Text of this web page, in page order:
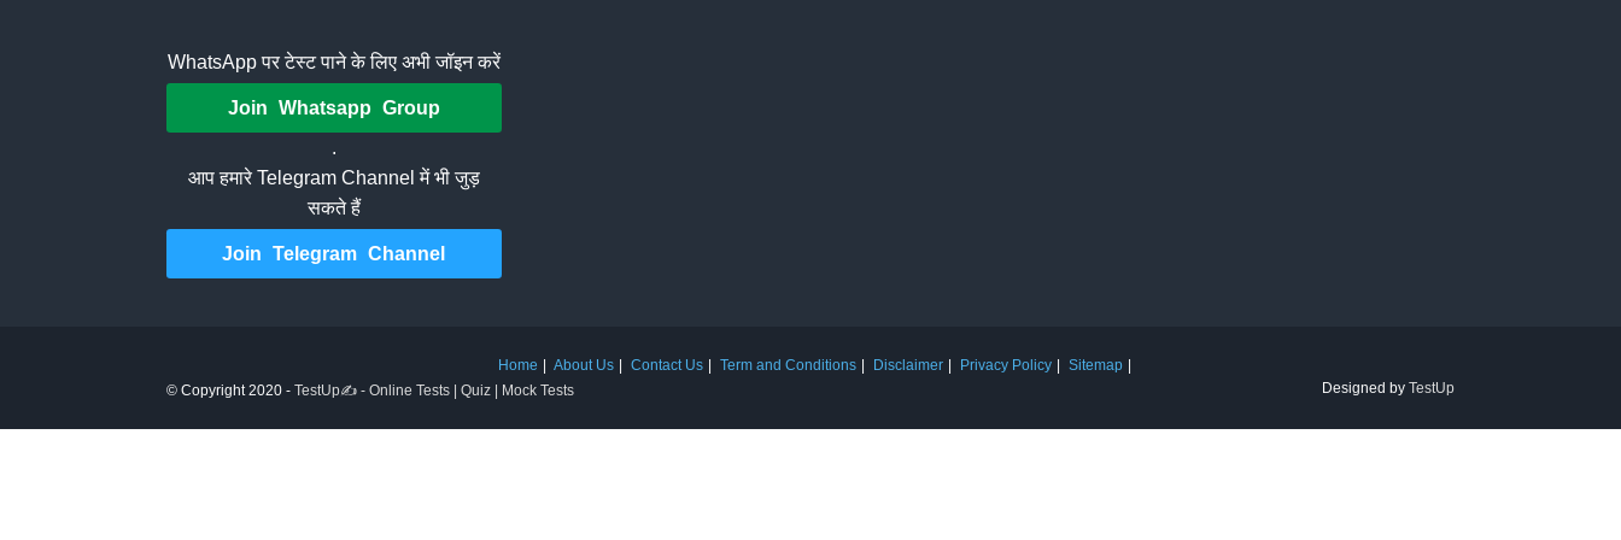
WhatsApp पर टेस्ट पाने के लिए अभी जॉइन करें
Join Whatsapp Group
.
आप हमारे Telegram Channel में भी जुड़
सकते हैं
Join Telegram Channel
Home About Us Contact Us Term and Conditions Disclaimer Privacy Policy
Sitemap
© Copyright 2020 - TestUp✍️ - Online Tests | Quiz | Mock Tests Designed by TestUp